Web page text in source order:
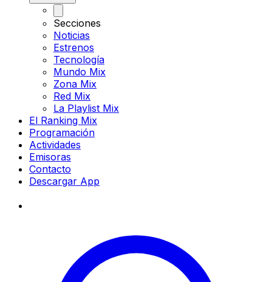
Secciones
Noticias
Estrenos
Tecnología
Mundo Mix
Zona Mix
Red Mix
La Playlist Mix
El Ranking Mix
Programación
Actividades
Emisoras
Contacto
Descargar App